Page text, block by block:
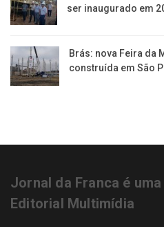
ser inaugurado em
Brás: nova Feira da
construída em São
Jornal da Franca é
Editorial Multimídia